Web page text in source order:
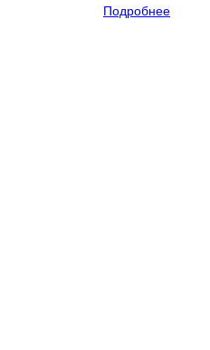
Подробнее